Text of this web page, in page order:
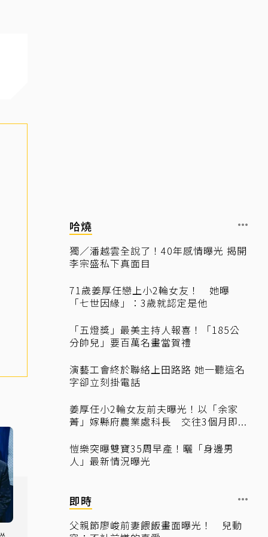
哈燒
獨／潘越雲全說了！40年感情曝光 揭開
李宗盛私下真面目
71歲姜厚任戀上小2輪女友！ 她曝
「七世因緣」：3歲就認定是他
「五燈獎」最美主持人報喜！「185公
分帥兒」要百萬名畫當賀禮
演藝工會終於聯絡上田路路 她一聽這名
字卻立刻掛電話
姜厚任小2輪女友前夫曝光！以「余家
菁」嫁縣府農業處科長 交往3個月即...
愷樂突曝雙寶35周早產！曬「身邊男
人」最新情況曝光
即時
父親節廖峻前妻餵飯畫面曝光！ 兒動